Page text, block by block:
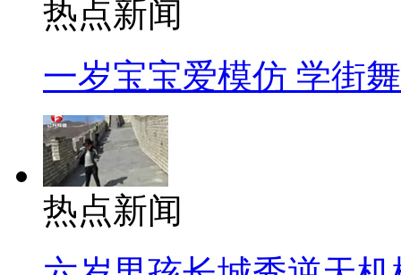
热点新闻
一岁宝宝爱模仿 学街
热点新闻